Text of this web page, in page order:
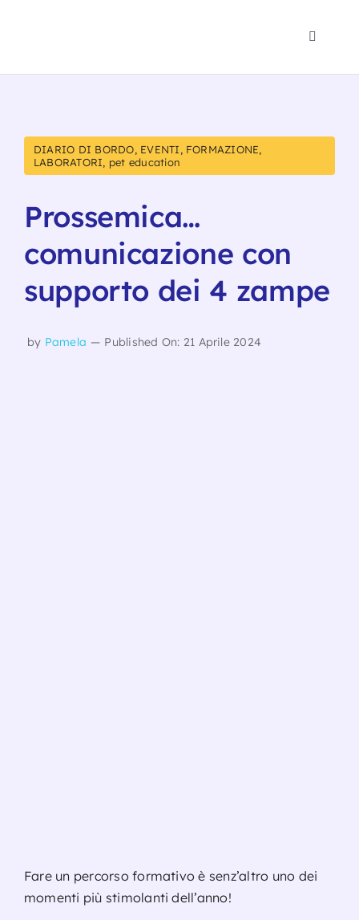
Toggle
Polo 1-
Noi
DIARIO DI BORDO, EVENTI, FORMAZIONE,
LABORATORI, pet education
Prossemica…
comunicazione con
supporto dei 4 zampe
by Pamela — Published On: 21 Aprile 2024
Fare un percorso formativo è senz’altro uno dei
momenti più stimolanti dell’anno!